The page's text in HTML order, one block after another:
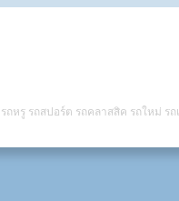
ถหรู รถสปอร์ต รถคลาสสิค รถใหม่ รถ